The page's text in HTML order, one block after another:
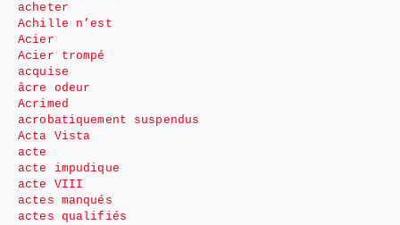
acheter
Achille n’est
Acier
Acier trompé
acquise
âcre odeur
Acrimed
acrobatiquement suspendus
Acta Vista
acte
acte impudique
acte VIII
actes manqués
actes qualifiés